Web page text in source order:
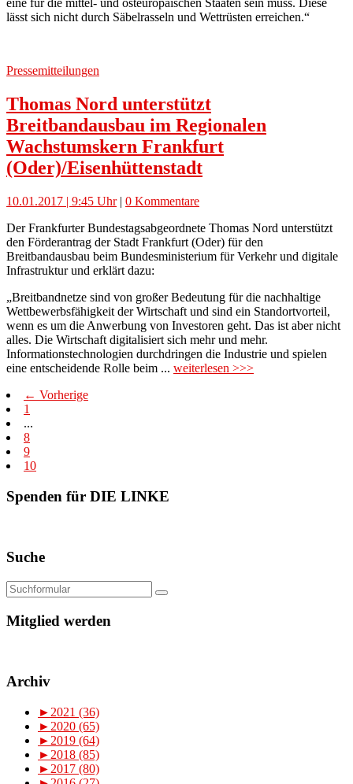
eine für die mittel- und osteuropäischen Staaten sein muss. Diese
lässt sich nicht durch Säbelrasseln und Wettrüsten erreichen.“
Pressemitteilungen
Thomas Nord unterstützt
Breitbandausbau im Regionalen
Wachstumskern Frankfurt
(Oder)/Eisenhüttenstadt
10.01.2017 | 9:45 Uhr| 0 Kommentare
Der Frankfurter Bundestagsabgeordnete Thomas Nord unterstützt
den Förderantrag der Stadt Frankfurt (Oder) für den
Breitbandausbau beim Bundesministerium für Verkehr und digitale
Infrastruktur und erklärt dazu:
„Breitbandnetze sind von großer Bedeutung für die nachhaltige
Wettbewerbsfähigkeit der Wirtschaft und sind ein Standortvorteil,
wenn es um die Anwerbung von Investoren geht. Das ist aber nicht
alles. Die Wirtschaft digitalisiert sich mehr und mehr.
Informationstechnologien durchdringen die Industrie und spielen
eine entscheidende Rolle beim ... weiterlesen >>>
← Vorherige
1
...
8
9
10
Spenden für DIE LINKE
Suche
Mitglied werden
Archiv
► 2021 (36)
► 2020 (65)
► 2019 (64)
► 2018 (85)
► 2017 (80)